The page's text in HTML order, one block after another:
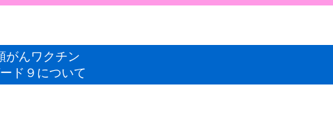
がんワクチン
ド９について